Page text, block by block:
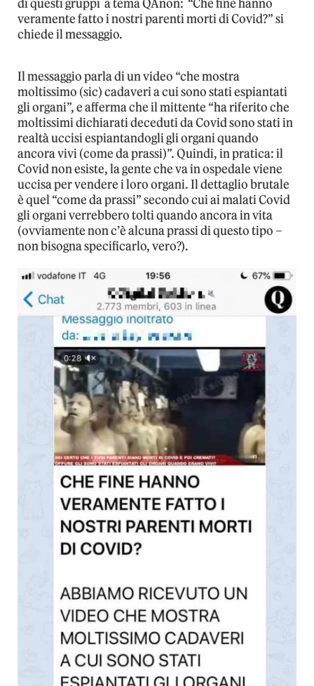
di questi gruppi a tema QAnon: “Che fine hanno
veramente fatto i nostri parenti morti di Covid?” si
chiede il messaggio.
Il messaggio parla di un video “che mostra
moltissimo (sic) cadaveri a cui sono stati espiantati
gli organi”, e afferma che il mittente “ha riferito che
moltissimi dichiarati deceduti da Covid sono stati in
realtà uccisi espiantandogli gli organi quando
ancora vivi (come da prassi)”. Quindi, in pratica: il
Covid non esiste, la gente che va in ospedale viene
uccisa per vendere i loro organi. Il dettaglio brutale
è quel “come da prassi” secondo cui ai malati Covid
gli organi verrebbero tolti quando ancora in vita
(ovviamente non c’è alcuna prassi di questo tipo –
non bisogna specificarlo, vero?).